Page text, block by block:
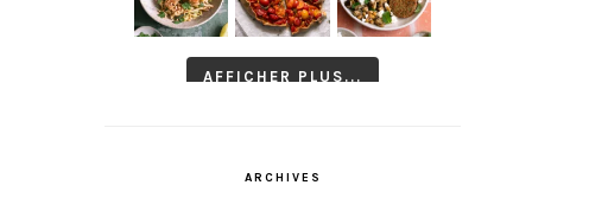
AFFICHER PLUS...
ARCHIVES